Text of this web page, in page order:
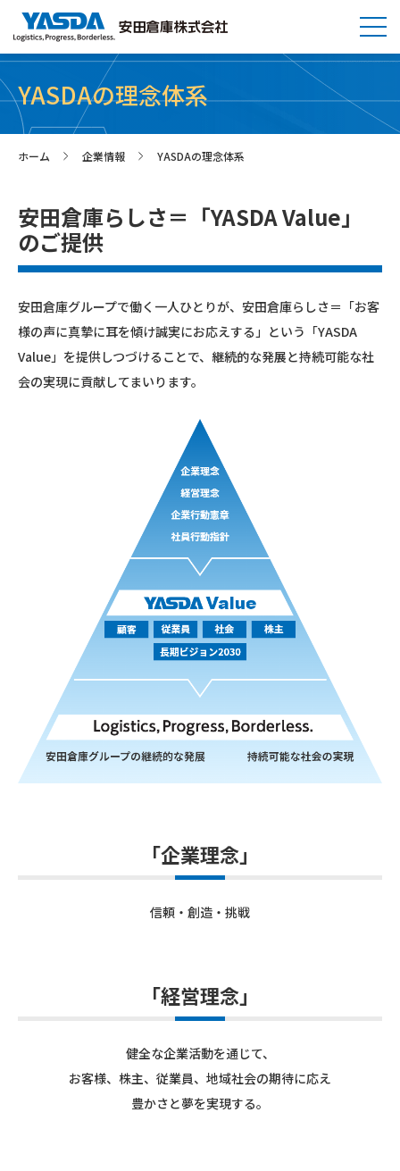
YASDAの理念体系
ホーム 企業情報 YASDAの理念体系
安田倉庫らしさ＝「YASDA Value」
のご提供
安田倉庫グループで働く一人ひとりが、安田倉庫らしさ＝「お客
様の声に真摯に耳を傾け誠実にお応えする」という「YASDA
Value」を提供しつづけることで、継続的な発展と持続可能な社
会の実現に貢献してまいります。
「企業理念」
信頼・創造・挑戦
「経営理念」
健全な企業活動を通じて、
お客様、株主、従業員、地域社会の期待に応え
豊かさと夢を実現する。